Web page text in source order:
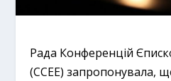
Рада Конференцій
(ССЕЕ) запропонувала,